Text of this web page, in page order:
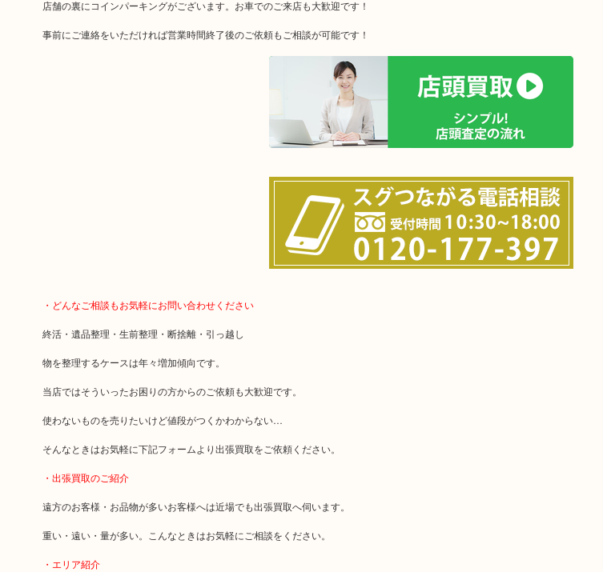
店舗の裏にコインパーキングがございます。お車でのご来店も大歓迎です！
事前にご連絡をいただければ営業時間終了後のご依頼もご相談が可能です！
・どんなご相談もお気軽にお問い合わせください
終活・遺品整理・生前整理・断捨離・引っ越し
物を整理するケースは年々増加傾向です。
当店ではそういったお困りの方からのご依頼も大歓迎です。
使わないものを売りたいけど値段がつくかわからない…
そんなときはお気軽に下記フォームより出張買取をご依頼ください。
・出張買取のご紹介
遠方のお客様・お品物が多いお客様へは近場でも出張買取へ伺います。
重い・遠い・量が多い。こんなときはお気軽にご相談をください。
・エリア紹介